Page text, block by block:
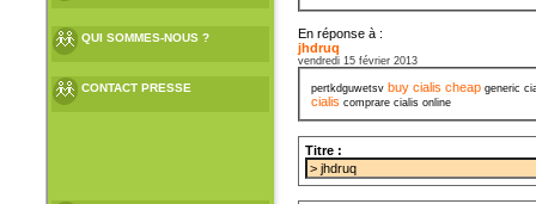
QUI SOMMES-NOUS ?
CONTACT PRESSE
En réponse à :
jhdruq
vendredi 15 février 2013
pertkdguwetsv buy cialis cheap generic
cialis comprare cialis online
Titre :